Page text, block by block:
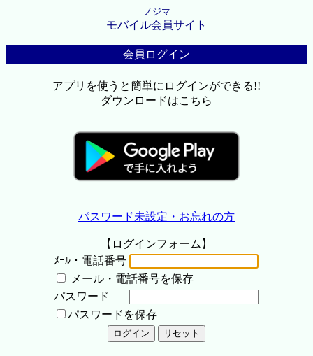
ノジマ
モバイル会員サイト
会員ログイン
アプリを使うと簡単にログインができる!!
ダウンロードはこちら
パスワード未設定・お忘れの方
【ログインフォーム】
ﾒｰﾙ・電話番号
メール・電話番号を保存
パスワード
パスワードを保存